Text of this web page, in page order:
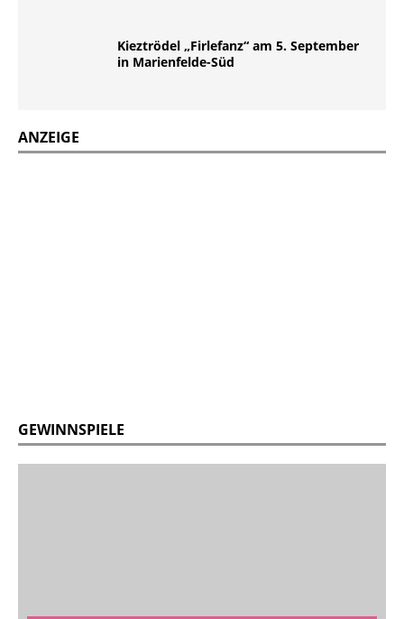
Kieztrödel „Firlefanz“ am 5. September
in Marienfelde-Süd
ANZEIGE
GEWINNSPIELE